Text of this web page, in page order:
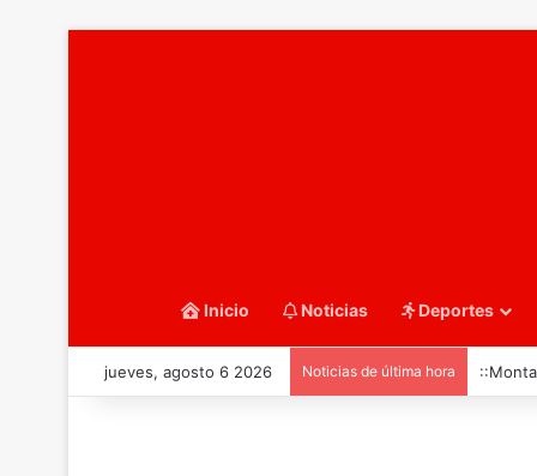
Inicio Noticias Deportes
jueves, agosto 6 2026 Noticias de última hora